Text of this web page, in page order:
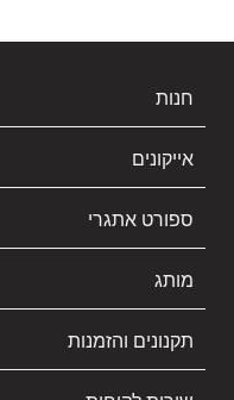
חנות
אייקונים
ספורט אתגרי
מותג
תקנונים והזמנות